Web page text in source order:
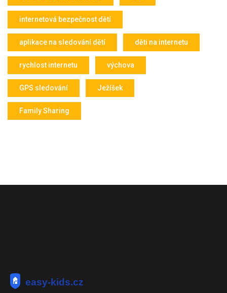
internetová bezpečnost dětí
aplikace na sledování dětí děti na internetu
rychlost internetu výchova
GPS sledování Ježíšek
Family Sharing